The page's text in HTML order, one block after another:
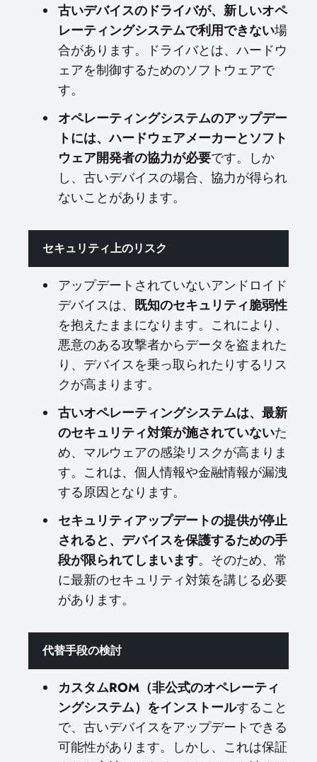
古いデバイスのドライバが、新しいオペ
レーティングシステムで利用できない場
合があります。ドライバとは、ハードウ
ェアを制御するためのソフトウェアで
す。
オペレーティングシステムのアップデー
トには、ハードウェアメーカーとソフト
ウェア開発者の協力が必要です。しか
し、古いデバイスの場合、協力が得られ
ないことがあります。
セキュリティ上のリスク
アップデートされていないアンドロイド
デバイスは、 既知のセキュリティ脆弱性
を抱えたままになります。これにより、
悪意のある攻撃者からデータを盗まれた
り、デバイスを乗っ取られたりするリス
クが高まります。
古いオペレーティングシステムは、最新
のセキュリティ対策が施されていないた
め、マルウェアの感染リスクが高まりま
す。これは、個人情報や金融情報が漏洩
する原因となります。
セキュリティアップデートの提供が停止
されると、デバイスを保護するための手
段が限られてしまいます。そのため、常
に最新のセキュリティ対策を講じる必要
があります。
代替手段の検討
カスタムROM（非公式のオペレーティ
ングシステム）をインストールすること
で、古いデバイスをアップデートできる
可能性があります。しかし、これは保証